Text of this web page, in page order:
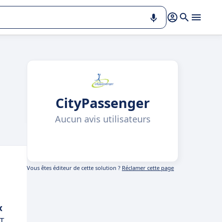
CityPassenger
Aucun avis utilisateurs
Vous êtes éditeur de cette solution ? Réclamer cette page